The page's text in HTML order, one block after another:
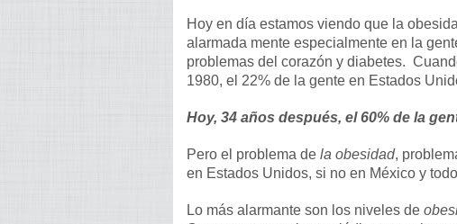
Hoy en día estamos viendo que la
alarmada mente especialmente en la
problemas del corazón y diabetes.
1980, el 22% de la gente en Estados
Hoy, 34 años después, el 60% de la
Pero el problema de la obesidad,
en Estados Unidos, si no en México y
Lo más alarmante son los niveles de